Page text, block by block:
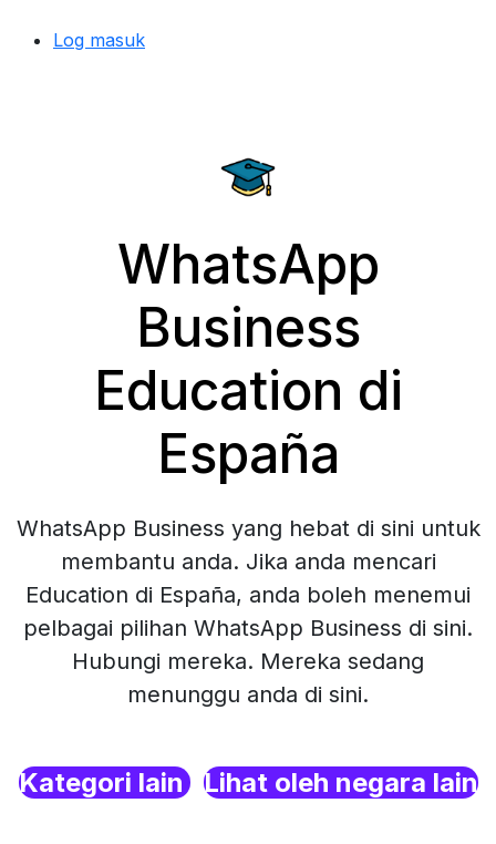
Log masuk
WhatsApp
Business
Education di
España
WhatsApp Business yang hebat di sini untuk
membantu anda. Jika anda mencari
Education di España, anda boleh menemui
pelbagai pilihan WhatsApp Business di sini.
Hubungi mereka. Mereka sedang
menunggu anda di sini.
Kategori lain Lihat oleh negara lain